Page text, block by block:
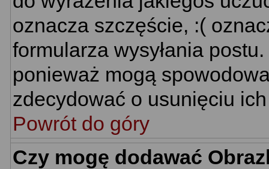
oznacza szczęście, :(
formularza wysyłania
ponieważ mogą
zdecydować o usunięciu
Powrót do góry
Czy mogę dodawać